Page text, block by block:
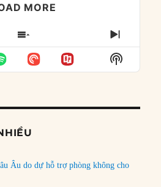
MORE
SHOW
EPISODES
LIST
NEXT
Show
Podcast
Âu do dự hỗ trợ phòng không cho